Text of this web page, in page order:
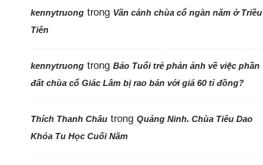
kennytruongtrong Vãn cảnh chùa cổ ngàn năm ở Triều
Tiên
kennytruongtrong Báo Tuổi trẻ phản ảnh về việc phần
đất chùa cổ Giác Lâm bị rao bán với giá 60 tỉ đồng?
Thích Thanh Châutrong Quảng Ninh. Chùa Tiêu Dao
Khóa Tu Học Cuối Năm